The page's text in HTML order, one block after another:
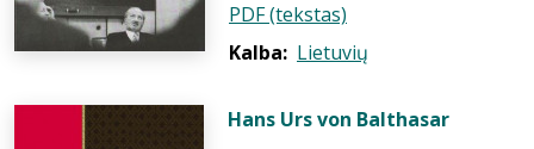
PDF (tekstas)
Kalba: Lietuvių
Hans Urs von Balthasar